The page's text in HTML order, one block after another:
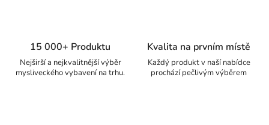
15 000+ Produktu
Nejširší a nejkvalitnější výběr
mysliveckého vybavení na trhu.
Kvalita na prvním místě
Každý produkt v naší nabídce
prochází pečlivým výběrem